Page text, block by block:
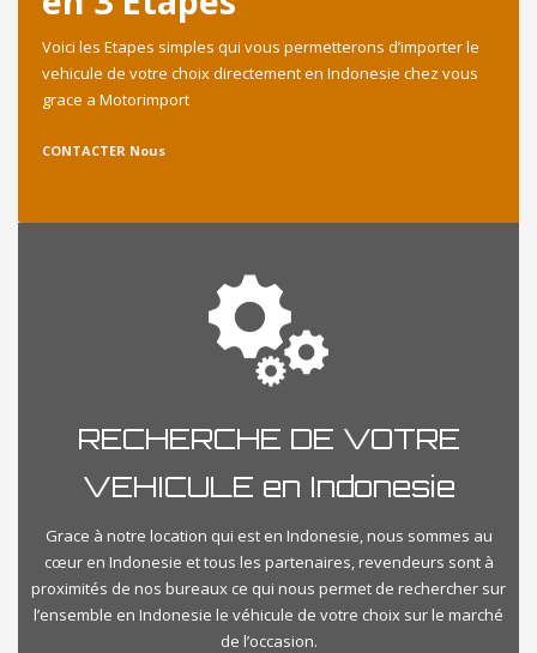
Voici les Etapes simples qui vous permetterons d’importer le
vehicule de votre choix directement en Indonesie chez vous
grace a Motorimport
CONTACTER Nous
RECHERCHE DE VOTRE
VEHICULE en Indonesie
Grace à notre location qui est en Indonesie, nous sommes au
cœur en Indonesie et tous les partenaires, revendeurs sont à
proximités de nos bureaux ce qui nous permet de rechercher sur
l’ensemble en Indonesie le véhicule de votre choix sur le marché
de l’occasion.